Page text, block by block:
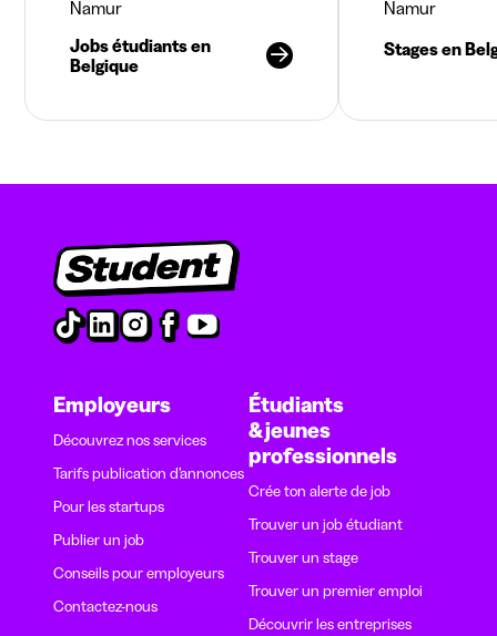
Namur
Jobs étudiants en
Belgique
Namur
Stages en
Employeurs
Découvrez nos services
Tarifs publication d’annonces
Pour les startups
Publier un job
Conseils pour employeurs
Contactez-nous
Étudiants
& jeunes
professionnels
Crée ton alerte de job
Trouver un job étudiant
Trouver un stage
Trouver un premier emploi
Découvrir les entreprises